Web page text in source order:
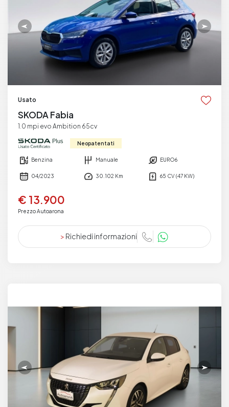
Usato
SKODA Fabia
1.0 mpi evo Ambition 65cv
Neopatentati
Benzina Manuale EURO6
04/2023 30.102 Km 65 CV (47 KW)
€ 13.900
Prezzo Autoarona
> Richiedi informazioni